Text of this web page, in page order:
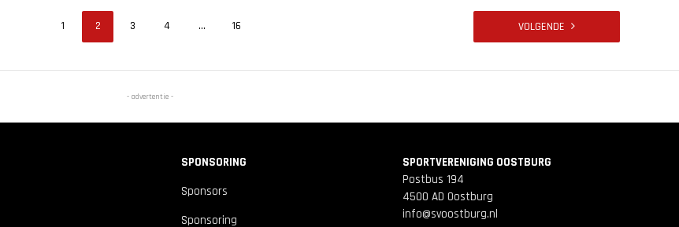
1 2 3 4 … 16 VOLGENDE
- advertentie -
SPONSORING
Sponsors
Sponsoring
SPORTVERENIGING OOSTBURG
Postbus 194
4500 AD Oostburg
info@svoostburg.nl